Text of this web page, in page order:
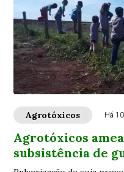
Agrotóxicos Há
Agrotóxicos
subsistência de